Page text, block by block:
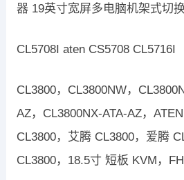
器 19英寸宽屏多电脑机架式切
CL5708I aten CS5708 CL5716I
CL3800，CL3800NW，
AZ，CL3800NX-ATA-AZ，
CL3800，艾腾 CL3800，爱腾
CL3800，18.5寸 短板 KVM，